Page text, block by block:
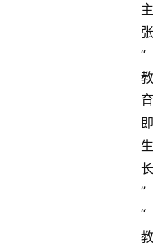
主
张
“
教
育
即
生
长
”
“
教